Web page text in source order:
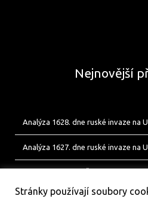
Nejnovější
Analýza 1628. dne ruské invaze na
Analýza 1627. dne ruské invaze na
Stránky používají soubory